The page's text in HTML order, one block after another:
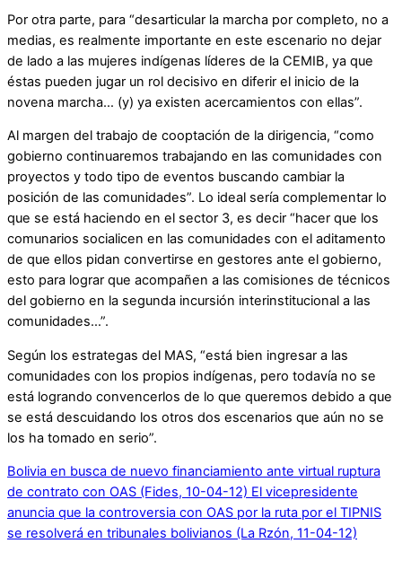
Por otra parte, para “desarticular la marcha por completo, no a
medias, es realmente importante en este escenario no dejar
de lado a las mujeres indígenas líderes de la CEMIB, ya que
éstas pueden jugar un rol decisivo en diferir el inicio de la
novena marcha… (y) ya existen acercamientos con ellas”.
Al margen del trabajo de cooptación de la dirigencia, “como
gobierno continuaremos trabajando en las comunidades con
proyectos y todo tipo de eventos buscando cambiar la
posición de las comunidades”. Lo ideal sería complementar lo
que se está haciendo en el sector 3, es decir “hacer que los
comunarios socialicen en las comunidades con el aditamento
de que ellos pidan convertirse en gestores ante el gobierno,
esto para lograr que acompañen a las comisiones de técnicos
del gobierno en la segunda incursión interinstitucional a las
comunidades…”.
Según los estrategas del MAS, “está bien ingresar a las
comunidades con los propios indígenas, pero todavía no se
está logrando convencerlos de lo que queremos debido a que
se está descuidando los otros dos escenarios que aún no se
los ha tomado en serio”.
Bolivia en busca de nuevo financiamiento ante virtual ruptura
de contrato con OAS (Fides, 10-04-12) El vicepresidente
anuncia que la controversia con OAS por la ruta por el TIPNIS
se resolverá en tribunales bolivianos (La Rzón, 11-04-12)